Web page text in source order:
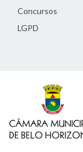
Concursos
LGPD